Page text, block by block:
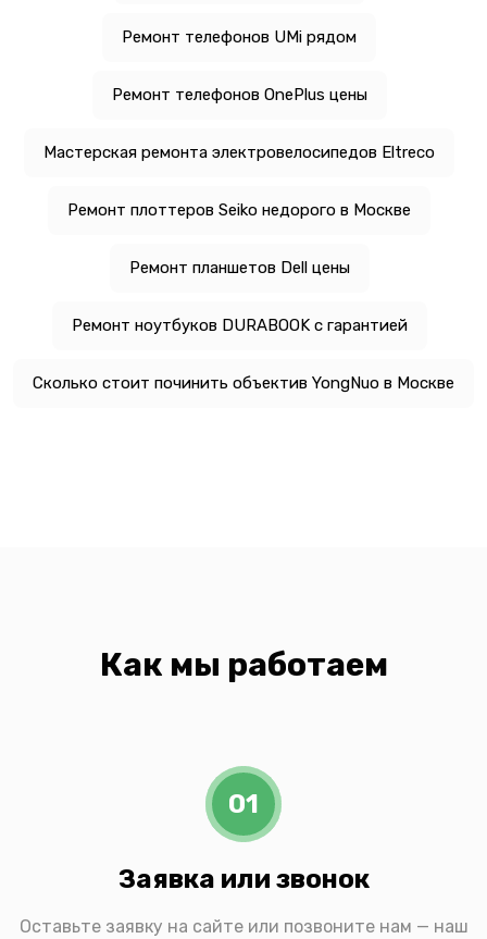
Ремонт телефонов UMi рядом
Ремонт телефонов OnePlus цены
Мастерская ремонта электровелосипедов Eltreco
Ремонт плоттеров Seiko недорого в Москве
Ремонт планшетов Dell цены
Ремонт ноутбуков DURABOOK с гарантией
Сколько стоит починить объектив YongNuo в Москве
Как мы работаем
01
Заявка или звонок
Оставьте заявку на сайте или позвоните нам — наш